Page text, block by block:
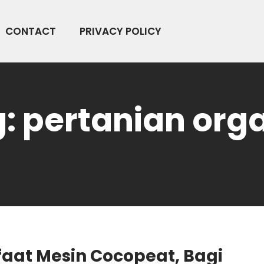
CONTACT PRIVACY POLICY
pertanian
Mesin Cocopeat, Bagi